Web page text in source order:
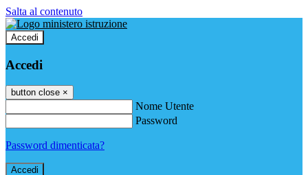
Salta al contenuto
Accedi
Accedi
button close ×
Nome Utente
Password
Password dimenticata?